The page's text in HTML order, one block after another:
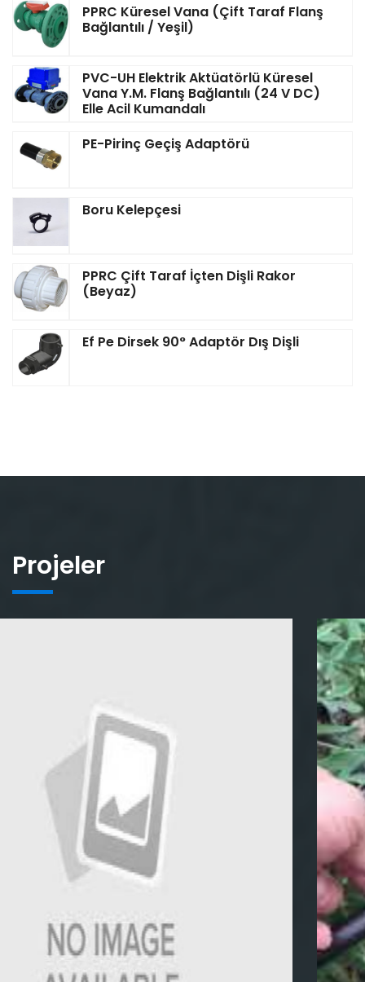
PPRC Küresel Vana (Çift Taraf Flanş
Bağlantılı / Yeşil)
PVC-UH Elektrik Aktüatörlü Küresel
Vana Y.M. Flanş Bağlantılı (24 V DC)
Elle Acil Kumandalı
PE-Pirinç Geçiş Adaptörü
Boru Kelepçesi
PPRC Çift Taraf İçten Dişli Rakor
(Beyaz)
Ef Pe Dirsek 90° Adaptör Dış Dişli
Projeler